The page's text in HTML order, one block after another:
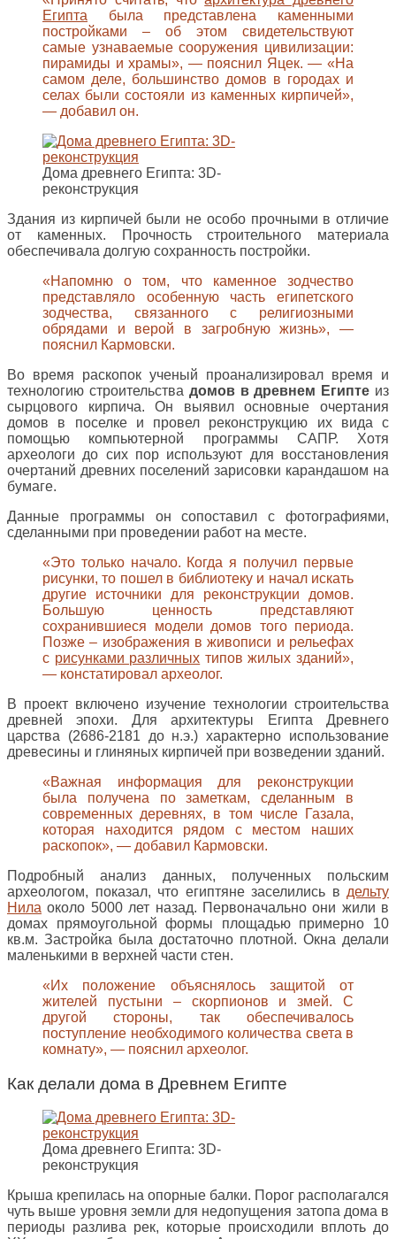
Египта была представлена каменными
постройками – об этом свидетельствуют
самые узнаваемые сооружения цивилизации:
пирамиды и храмы», — пояснил Яцек. — «На
самом деле, большинство домов в городах и
селах были состояли из каменных кирпичей»,
— добавил он.
Дома древнего Египта: 3D-
реконструкция
Здания из кирпичей были не особо прочными в отличие
от каменных. Прочность строительного материала
обеспечивала долгую сохранность постройки.
«Напомню о том, что каменное зодчество
представляло особенную часть египетского
зодчества, связанного с религиозными
обрядами и верой в загробную жизнь», —
пояснил Кармовски.
Во время раскопок ученый проанализировал время и
технологию строительства домов в древнем Египте из
сырцового кирпича. Он выявил основные очертания
домов в поселке и провел реконструкцию их вида с
помощью компьютерной программы САПР. Хотя
археологи до сих пор используют для восстановления
очертаний древних поселений зарисовки карандашом на
бумаге.
Данные программы он сопоставил с фотографиями,
сделанными при проведении работ на месте.
«Это только начало. Когда я получил первые
рисунки, то пошел в библиотеку и начал искать
другие источники для реконструкции домов.
Большую ценность представляют
сохранившиеся модели домов того периода.
Позже – изображения в живописи и рельефах
с рисунками различных типов жилых зданий»,
— констатировал археолог.
В проект включено изучение технологии строительства
древней эпохи. Для архитектуры Египта Древнего
царства (2686-2181 до н.э.) характерно использование
древесины и глиняных кирпичей при возведении зданий.
«Важная информация для реконструкции
была получена по заметкам, сделанным в
современных деревнях, в том числе Газала,
которая находится рядом с местом наших
раскопок», — добавил Кармовски.
Подробный анализ данных, полученных польским
археологом, показал, что египтяне заселились в дельту
Нила около 5000 лет назад. Первоначально они жили в
домах прямоугольной формы площадью примерно 10
кв.м. Застройка была достаточно плотной. Окна делали
маленькими в верхней части стен.
«Их положение объяснялось защитой от
жителей пустыни – скорпионов и змей. С
другой стороны, так обеспечивалось
поступление необходимого количества света в
комнату», — пояснил археолог.
Как делали дома в Древнем Египте
Дома древнего Египта: 3D-
реконструкция
Крыша крепилась на опорные балки. Порог располагался
чуть выше уровня земли для недопущения затопа дома в
периоды разлива рек, которые происходили вплоть до